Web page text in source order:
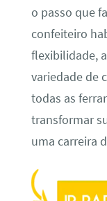
o passo que
confeiteiro
flexibilidade,
variedade de
todas as
transformar
uma carreira